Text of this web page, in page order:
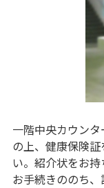
一階中央カウン
の上、健康保険
い。紹介状をお
お手続きののち、